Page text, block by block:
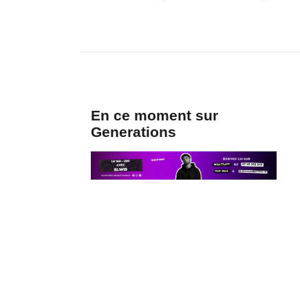
En ce moment sur
Generations